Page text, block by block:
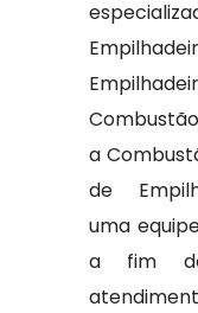
a
de
uma
a fim